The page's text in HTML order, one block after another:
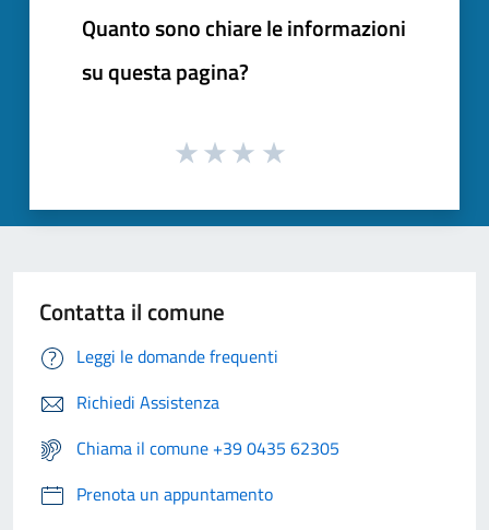
Quanto sono chiare le informazioni
su questa pagina?
Contatta il comune
Leggi le domande frequenti
Richiedi Assistenza
Chiama il comune +39 0435 62305
Prenota un appuntamento